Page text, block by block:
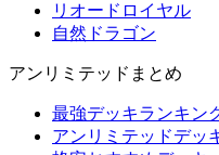
リオードロイヤル
自然ドラゴン
アンリミテッドまとめ
最強デッキランキン
アンリミテッドデッ